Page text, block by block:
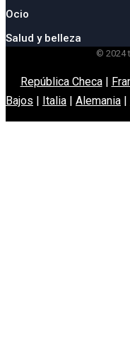
Ocio
Salud y belleza
© 2024
República Checa|
Bajos | Italia | Alemania |